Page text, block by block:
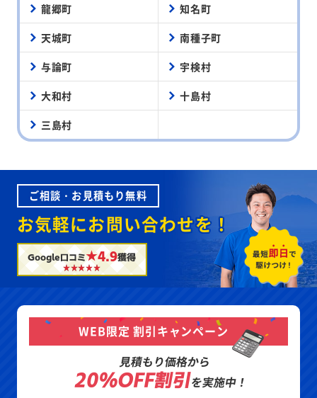
龍郷町 知名町
天城町 南種子町
与論町 宇検村
大和村 十島村
三島村
ご相談・お見積もり無料
お気軽にお問い合わせを！
Google口コミ★4.9獲得
WEB限定 割引キャンペーン
見積もり価格から
20%OFF割引を実施中！